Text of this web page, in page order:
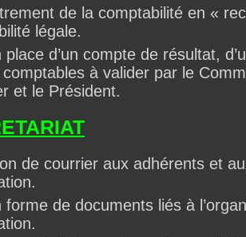
de la comptabilité en «
légale.
place d’un compte de résultat,
à valider par le
et le Président.
de courrier aux adhérents et
forme de documents liés à